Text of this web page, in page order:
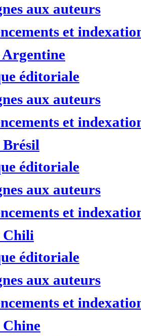
aux auteurs
et
Argentine
éditoriale
aux auteurs
et
Brésil
éditoriale
aux auteurs
et
Chili
éditoriale
aux auteurs
et
Chine